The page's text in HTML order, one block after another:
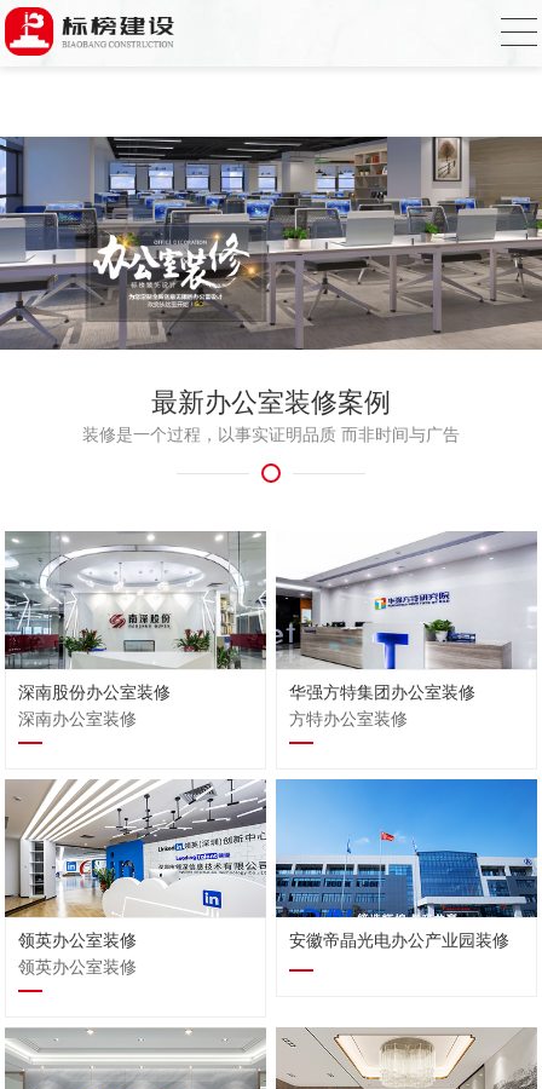
小黄片大全下载,小黄片应用下载,小黄片短
视频,下载小黄片免费
最新办公室装修案例
装修是一个过程，以事实证明品质 而非时间与广告
深南股份办公室装修
深南办公室装修
华强方特集团办公室装修
方特办公室装修
领英办公室装修
领英办公室装修
安徽帝晶光电办公产业园装修